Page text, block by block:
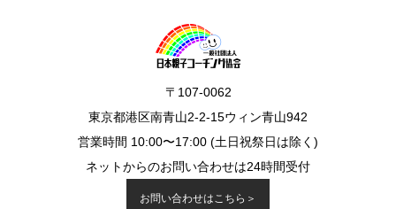
〒107-0062
東京都港区南青山2-2-15ウィン青山942
営業時間 10:00〜17:00 (土日祝祭日は除く)
ネットからのお問い合わせは24時間受付
お問い合わせはこちら＞